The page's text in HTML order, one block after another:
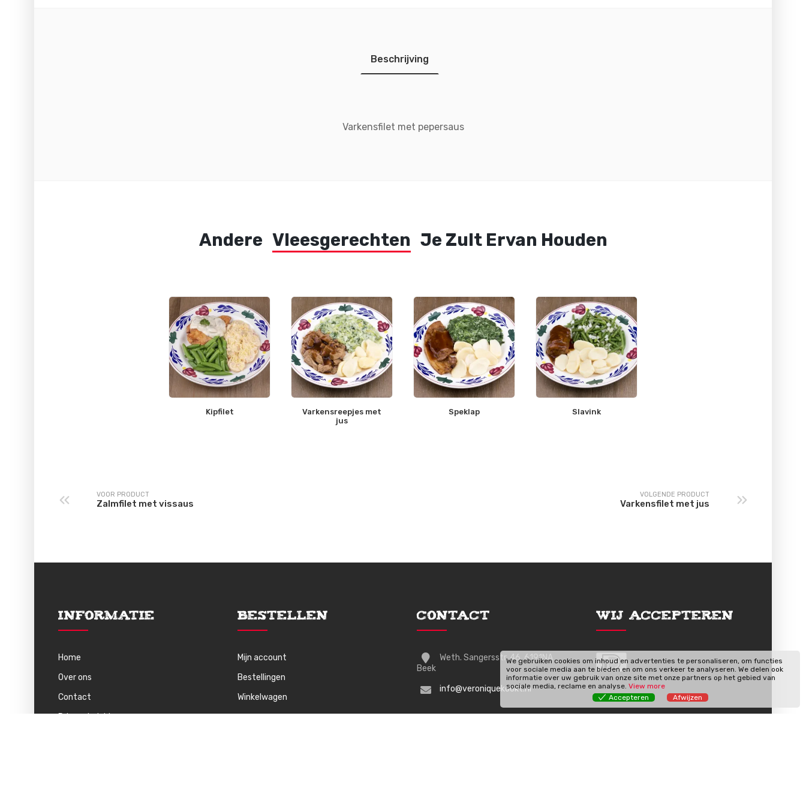
Beschrijving
Varkensfilet met pepersaus
Andere Vleesgerechten Je Zult Ervan Houden
Kipfilet
Varkensreepjes met
jus
Speklap Slavink
VOOR PRODUCT
Zalmfilet met vissaus
VOLGENDE PRODUCT
Varkensfilet met jus
Informatie
Home
Over ons
Contact
Privacybeleid
Bestellen
Mijn account
Bestellingen
Winkelwagen
Contact
Weth. Sangersstr. 46, 6191NA
Beek
info@veroniquekookt.nl
Wij Accepteren
We gebruiken cookies om inhoud en advertenties te personaliseren, om functies
voor sociale media aan te bieden en om ons verkeer te analyseren. We delen ook
informatie over uw gebruik van onze site met onze partners op het gebied van
sociale media, reclame en analyse. View more
Accepteren
Afwijzen